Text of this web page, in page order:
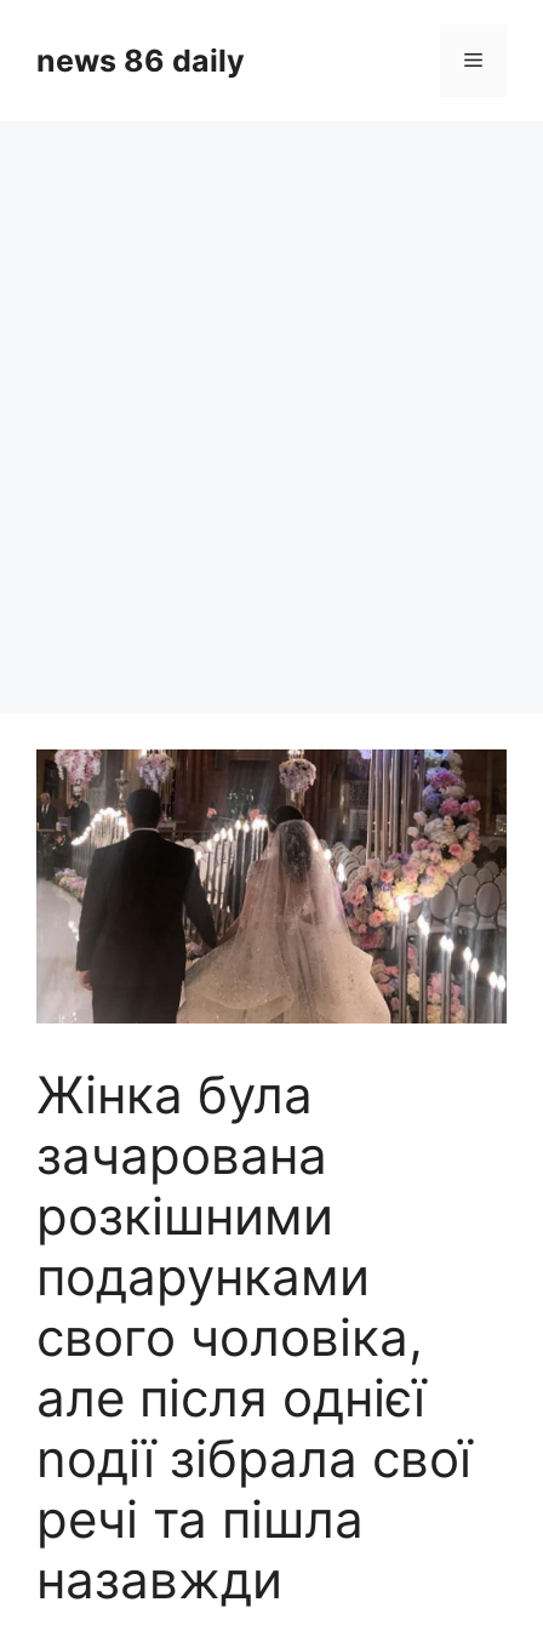
contentnews 86 daily Menu
Жінка була
зачарована
розкішними
подарунками
свого чоловіка,
але після однієї
nодії зібрала свої
речі та пішла
назавжди